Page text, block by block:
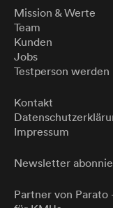
Mission & Werte
Team
Kunden
Jobs
Testperson werden
Kontakt
Impressum
Newsletter
Partner von Parato